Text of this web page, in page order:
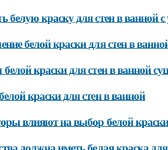
белую краску для стен в ванной
белой краски для стен в
краски для стен в ванной
краски для стен в ванной
влияют на выбор белой